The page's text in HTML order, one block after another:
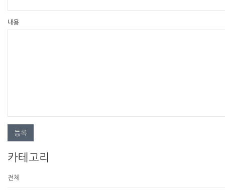
내용
등록
카테고리
전체